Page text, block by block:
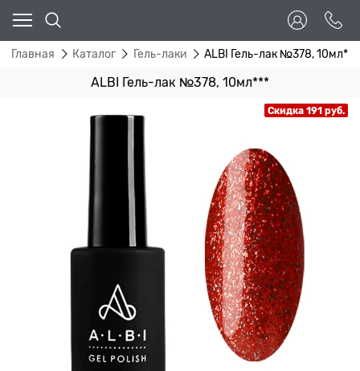
Главная Каталог Гель-лаки ALBI Гель-лак №378, 10мл***
ALBI Гель-лак №378, 10мл***
Скидка 191 руб.